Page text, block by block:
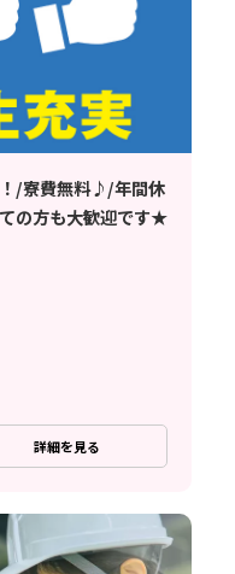
！/寮費無料♪/年間休
の方も大歓迎です★
詳細を見る